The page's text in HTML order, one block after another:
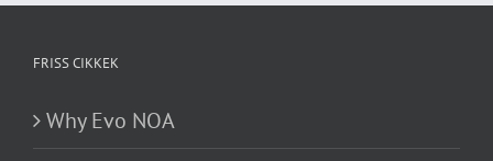
FRISS CIKKEK
Why Evo NOA